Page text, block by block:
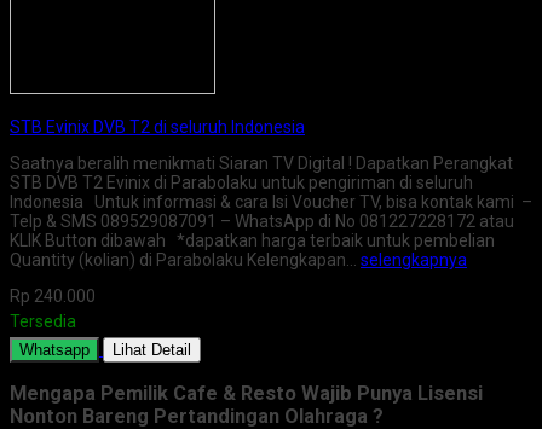
STB Evinix DVB T2 di seluruh Indonesia
Saatnya beralih menikmati Siaran TV Digital ! Dapatkan Perangkat
STB DVB T2 Evinix di Parabolaku untuk pengiriman di seluruh
Indonesia Untuk informasi & cara Isi Voucher TV, bisa kontak kami –
Telp & SMS 089529087091 – WhatsApp di No 081227228172 atau
KLIK Button dibawah *dapatkan harga terbaik untuk pembelian
Quantity (kolian) di Parabolaku Kelengkapan… selengkapnya
Rp 240.000
Tersedia
Whatsapp Lihat Detail
Mengapa Pemilik Cafe & Resto Wajib Punya Lisensi
Nonton Bareng Pertandingan Olahraga ?